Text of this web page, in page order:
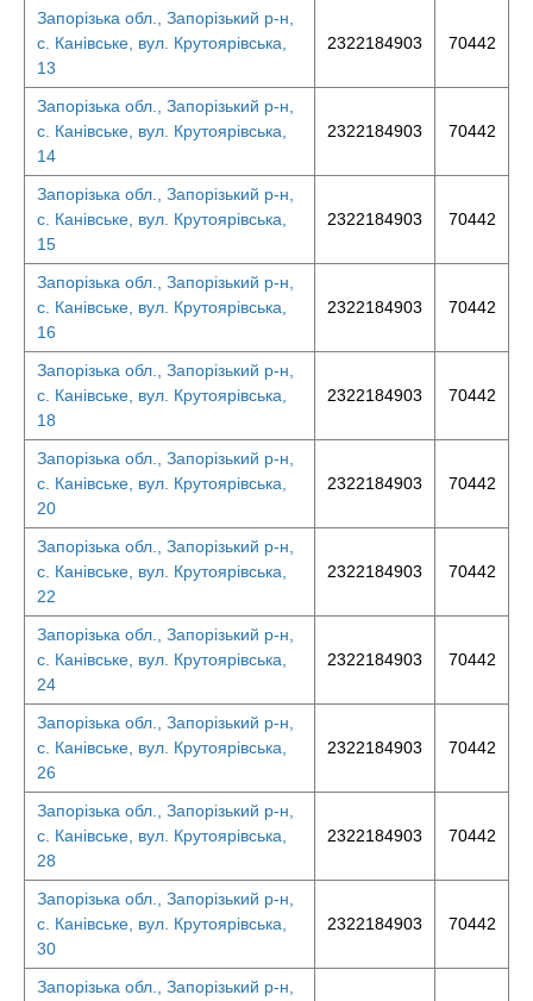
Запорізька обл., Запорізький р-н,
с. Канівське, вул. Крутоярівська,
13
2322184903 70442
Запорізька обл., Запорізький р-н,
с. Канівське, вул. Крутоярівська,
14
2322184903 70442
Запорізька обл., Запорізький р-н,
с. Канівське, вул. Крутоярівська,
15
2322184903 70442
Запорізька обл., Запорізький р-н,
с. Канівське, вул. Крутоярівська,
16
2322184903 70442
Запорізька обл., Запорізький р-н,
с. Канівське, вул. Крутоярівська,
18
2322184903 70442
Запорізька обл., Запорізький р-н,
с. Канівське, вул. Крутоярівська,
20
2322184903 70442
Запорізька обл., Запорізький р-н,
с. Канівське, вул. Крутоярівська,
22
2322184903 70442
Запорізька обл., Запорізький р-н,
с. Канівське, вул. Крутоярівська,
24
2322184903 70442
Запорізька обл., Запорізький р-н,
с. Канівське, вул. Крутоярівська,
26
2322184903 70442
Запорізька обл., Запорізький р-н,
с. Канівське, вул. Крутоярівська,
28
2322184903 70442
Запорізька обл., Запорізький р-н,
с. Канівське, вул. Крутоярівська,
30
2322184903 70442
Запорізька обл., Запорізький р-н,